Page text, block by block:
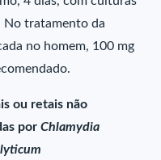
No tratamento da
no homem, 100 mg
ou retais não
porChlamydia